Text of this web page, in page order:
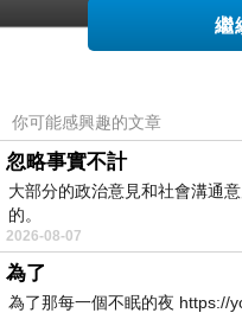
繼
你可能感興趣的文章
忽略事實不計
大部分的政治意見和社會溝通
的。
2026-08-07
為了
為了那每一個不眠的夜 https://